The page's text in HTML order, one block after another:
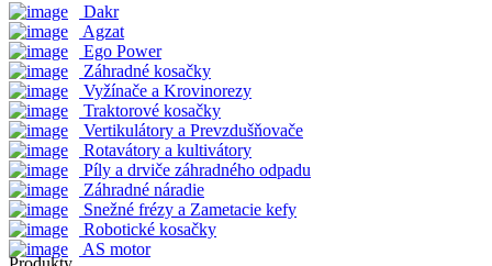
Dakr
Agzat
Ego Power
Záhradné kosačky
Vyžínače a Krovinorezy
Traktorové kosačky
Vertikulátory a Prevzdušňovače
Rotavátory a kultivátory
Píly a drviče záhradného odpadu
Záhradné náradie
Snežné frézy a Zametacie kefy
Robotické kosačky
AS motor